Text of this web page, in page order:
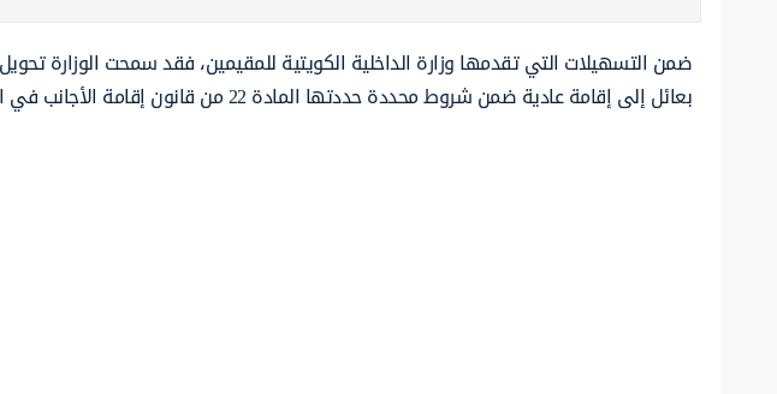
ضمن التسهيلات التي تقدمها وزارة الداخلية الكويتية للمقيمين، فقد سمحت الوزارة
بعائل إلى إقامة عادية ضمن شروط محددة حددتها المادة 22 من قانون إقامة الأجانب في الكويت.